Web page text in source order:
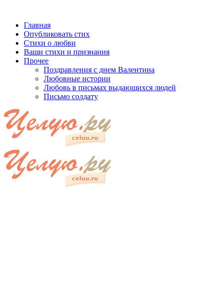
Главная
Опубликовать стих
Стихи о любви
Ваши стихи и признания
Прочее
Поздравления с днем Валентина
Любовные истории
Любовь в письмах выдающихся людей
Письмо солдату